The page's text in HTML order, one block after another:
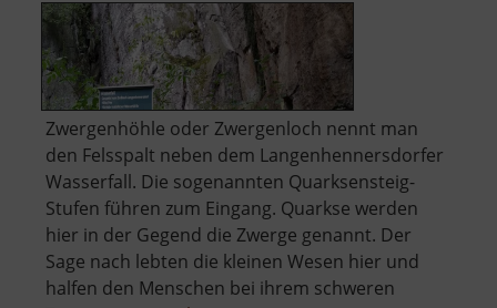
Zwergenhöhle oder Zwergenloch nennt man
den Felsspalt neben dem Langenhennersdorfer
Wasserfall. Die sogenannten Quarksensteig-
Stufen führen zum Eingang. Quarkse werden
hier in der Gegend die Zwerge genannt. Der
Sage nach lebten die kleinen Wesen hier und
halfen den Menschen bei ihrem schweren